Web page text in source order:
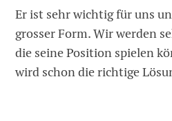
Er ist sehr wichtig für uns
grosser Form. Wir werden
die seine Position spielen
wird schon die richtige